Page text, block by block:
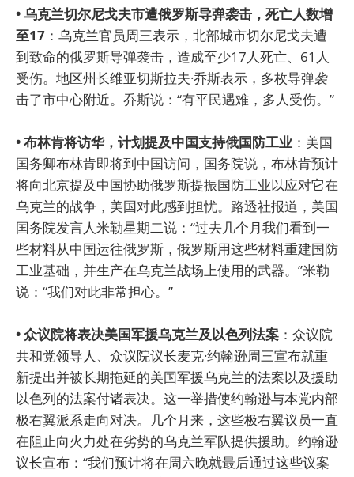
• 乌克兰切尔尼戈夫市遭俄罗斯导弹袭击，死亡人数增
至17 ：乌克兰官员周三表示，北部城市切尔尼戈夫遭
到致命的俄罗斯导弹袭击，造成至少17人死亡、61人
受伤。地区州长维亚切斯拉夫·乔斯表示，多枚导弹袭
击了市中心附近。乔斯说：“有平民遇难，多人受伤。”
• 布林肯将访华，计划提及中国支持俄国防工业 ：美国
国务卿布林肯即将到中国访问，国务院说，布林肯预计
将向北京提及中国协助俄罗斯提振国防工业以应对它在
乌克兰的战争，美国对此感到担忧。路透社报道，美国
国务院发言人米勒星期二说：“过去几个月我们看到一
些材料从中国运往俄罗斯，俄罗斯用这些材料重建国防
工业基础，并生产在乌克兰战场上使用的武器。”米勒
说：“我们对此非常担心。”
• 众议院将表决美国军援乌克兰及以色列法案 ：众议院
共和党领导人、众议院议长麦克·约翰逊周三宣布就重
新提出并被长期拖延的美国军援乌克兰的法案以及援助
以色列的法案付诸表决。这一举措使约翰逊与本党内部
极右翼派系走向对决。几个月来，这些极右翼议员一直
在阻止向火力处在劣势的乌克兰军队提供援助。约翰逊
议长宣布：“我们预计将在周六晚就最后通过这些议案